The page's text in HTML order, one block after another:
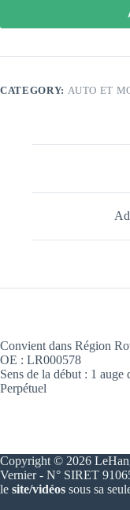
CATEGORY: AUTO ET
Convient dans Région
OE : LR000578
Sens de la début : 1 auge
Perpétuel
Copyright © 2026
Vernier - N° SIRET
le site/vidéos sous sa